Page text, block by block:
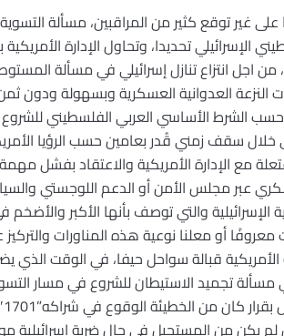
غير توقع كثير من المراقبين، مسألة
الإسرائيلي تحديدا، وتحاول الإدارة
من اجل انتزاع تنازل إسرائيلي في مسألة
النزعة العدوانية العسكرية وبسهولة ودون
الشرط الأساسي العربي الفلسطيني
سقف زمني قُدر بعامين حسب الرؤيا
مع الإدارة الأمريكية والاعتقاد بفشل
عبر مجلس الأمن أو الدعم اللوجستي
الإسرائيلية والتي توصف بأنها الأكبر
أو معلنا نوعية هذه المناورات
الأمريكية قبالة سواحل حيفا، في الوقت
في مسألة تجميد الاستيطان للشروع في مسار
من المستحيل في حال ضربة إسرائيلية